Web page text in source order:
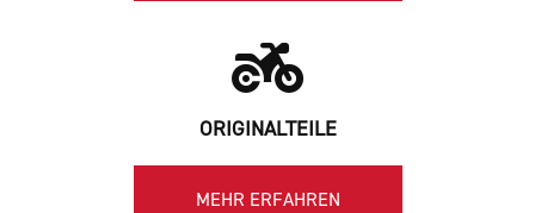
ORIGINALTEILE
MEHR ERFAHREN